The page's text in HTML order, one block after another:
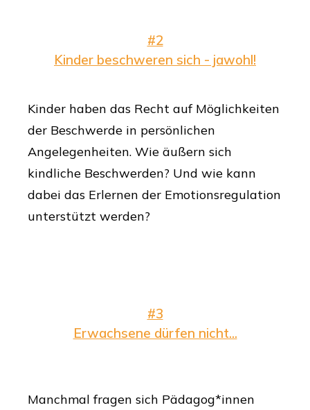
#2
Kinder beschweren sich - jawohl!
Kinder haben das Recht auf Möglichkeiten
der Beschwerde in persönlichen
Angelegenheiten. Wie äußern sich
kindliche Beschwerden? Und wie kann
dabei das Erlernen der Emotionsregulation
unterstützt werden?
#3
Erwachsene dürfen nicht...
Manchmal fragen sich Pädagog*innen